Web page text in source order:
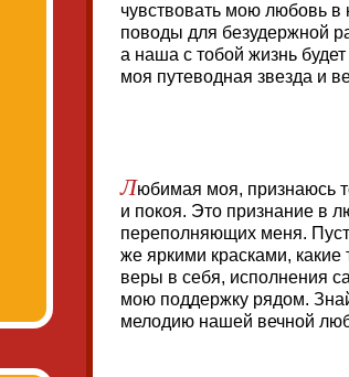
чувствовать мою любовь в
поводы для безудержной
а наша с тобой жизнь
моя путеводная звезда и
Любимая моя, признаюсь
и покоя. Это признание в
переполняющих меня.
же яркими красками,
веры в себя, исполнения
мою поддержку рядом.
мелодию нашей вечной